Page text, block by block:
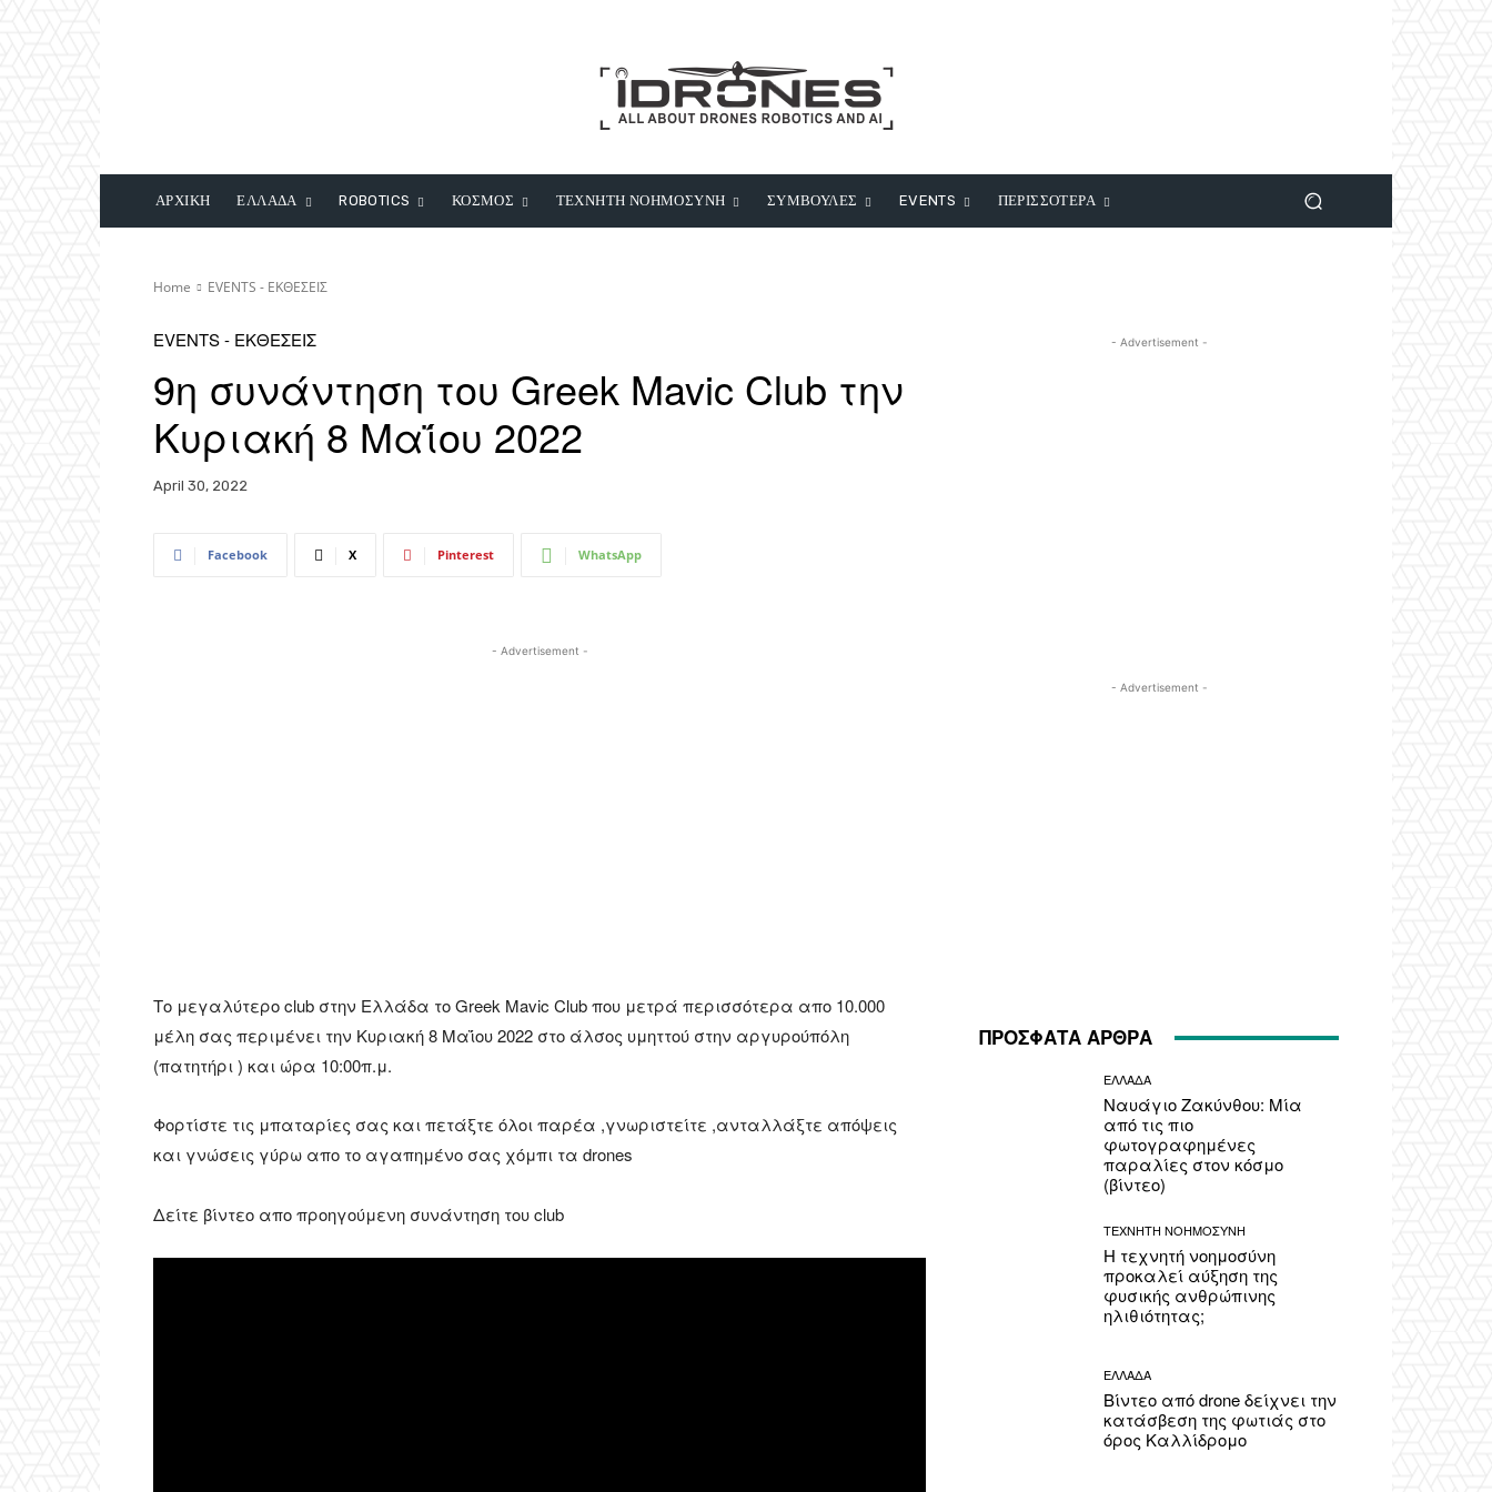
ΑΡΧΙΚΗ ΕΛΛΑΔΑ ROBOTICS ΚΟΣΜΟΣ ΤΕΧΝΗΤΗ ΝΟΗΜΟΣΥΝΗ ΣΥΜΒΟΥΛΕΣ EVENTS ΠΕΡΙΣΣΟΤΕΡΑ
Home EVENTS - ΕΚΘΕΣΕΙΣ
EVENTS - ΕΚΘΕΣΕΙΣ
9η συνάντηση του Greek Mavic Club την
Κυριακή 8 Μαΐου 2022
April 30, 2022
Facebook X Pinterest WhatsApp
- Advertisement -
Το μεγαλύτερο club στην Ελλάδα το Greek Mavic Club που μετρά περισσότερα απο 10.000
μέλη σας περιμένει την Κυριακή 8 Μαΐου 2022 στο άλσος υμηττού στην αργυρούπόλη
(πατητήρι ) και ώρα 10:00π.μ.
Φορτίστε τις μπαταρίες σας και πετάξτε όλοι παρέα ,γνωριστείτε ,ανταλλάξτε απόψεις
και γνώσεις γύρω απο το αγαπημένο σας χόμπι τα drones
Δείτε βίντεο απο προηγούμενη συνάντηση του club
- Advertisement -
- Advertisement -
ΠΡΟΣΦΑΤΑ ΑΡΘΡΑ
ΕΛΛΑΔΑ
Ναυάγιο Ζακύνθου: Μία
από τις πιο
φωτογραφημένες
παραλίες στον κόσμο
(βίντεο)
ΤΕΧΝΗΤΗ ΝΟΗΜΟΣΥΝΗ
Η τεχνητή νοημοσύνη
προκαλεί αύξηση της
φυσικής ανθρώπινης
ηλιθιότητας;
ΕΛΛΑΔΑ
Βίντεο από drone δείχνει την
κατάσβεση της φωτιάς στο
όρος Καλλίδρομο